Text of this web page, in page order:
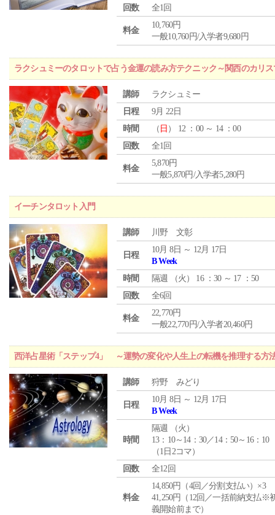
回数
全1回
料金
10,760円
一般10,760円/入学者9,680円
ラクシュミーのタロットで占う金運の読み方テクニック～関西のカリ
講師
ラクシュミー
日程
9月 22日
時間
（ 日 ） 12 ：00 ～ 14 ：00
回数
全1回
料金
5,870円
一般5,870円/入学者5,280円
イーチンタロット入門
講師 川野 文彰
日程
10月 8日 ～ 12月 17日
B Week
時間
隔週 （火 ） 16 ：30 ～ 17 ：50
回数
全6回
料金
22,770円
一般22,770円/入学者20,460円
西洋占星術「ステップ4」 ～運勢の変化や人生上の転機を推理する方
講師 狩野 みどり
日程
10月 8日 ～ 12月 17日
B Week
時間
隔週 （火 ）
13：10～14：30／14：50～16：10
（1日2コマ）
回数
全12回
料金
14,850円（4回／分割支払い）×3
41,250円（12回／一括前納支払※
義開始前まで）